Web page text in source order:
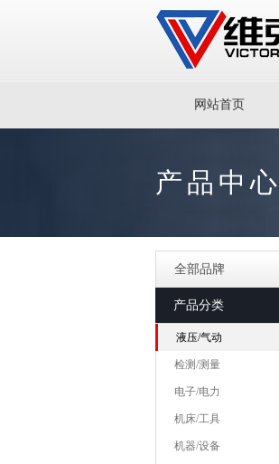
网站首页
产品中心
全部品牌
产品分类
液压/气动
检测/测量
电子/电力
机床/工具
机器/设备